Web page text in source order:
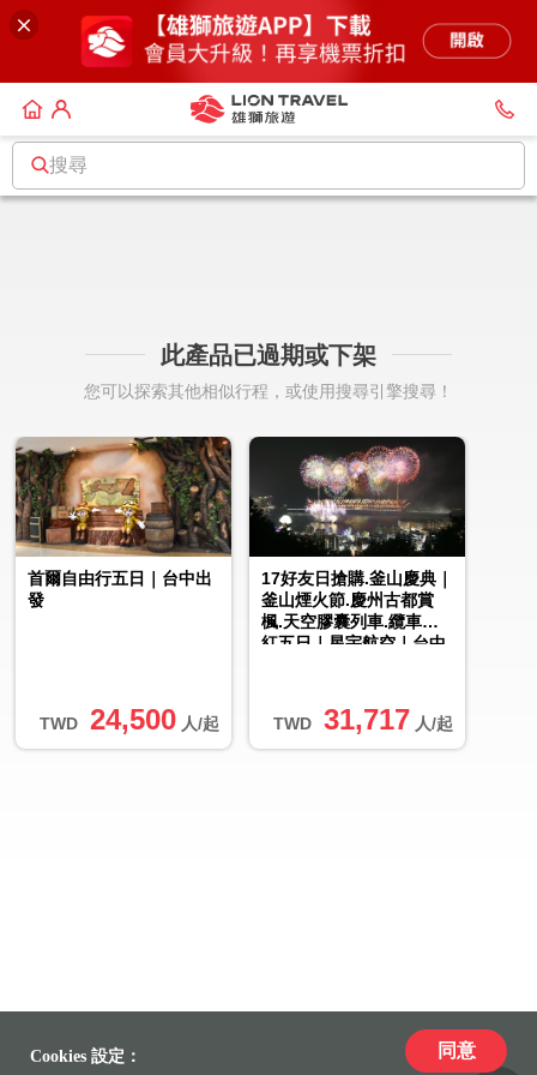
搜尋
此產品已過期或下架
您可以探索其他相似行程，或使用搜尋引擎搜尋！
TWD 24,500 人/起
首爾自由行五日｜台中出
發
TWD 31,717 人/起
17好友日搶購.釜山慶典｜
釜山煙火節.慶州古都賞
楓.天空膠囊列車.纜車楓
紅五日｜星宇航空｜台中
Cookies 設定： 同意